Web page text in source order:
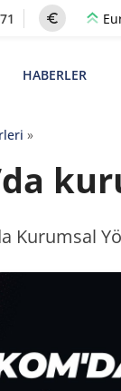
HABERLER
»
Kurumsal